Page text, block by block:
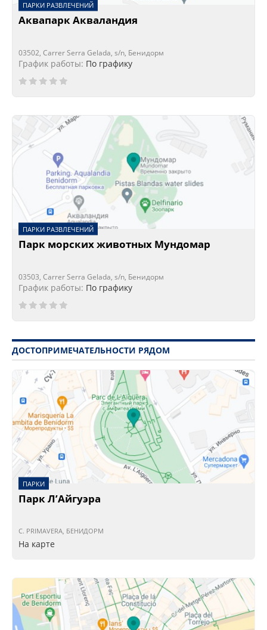
ПАРКИ РАЗВЛЕЧЕНИЙ
Аквапарк Акваландия
03502, Carrer Serra Gelada, s/n, Бенидорм
График работы: По графику
ПАРКИ РАЗВЛЕЧЕНИЙ
Парк морских животных Мундомар
03503, Carrer Serra Gelada, s/n, Бенидорм
График работы: По графику
ДОСТОПРИМЕЧАТЕЛЬНОСТИ РЯДОМ
ПАРКИ
Парк Л’Айгуэра
C. PRIMAVERA, БЕНИДОРМ
На карте